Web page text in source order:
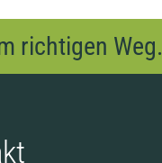
richtigen Weg.